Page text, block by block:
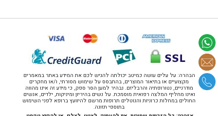
הבהרה: על עלים עושה כמיטב יכולתה להגיש לכם את המידע באתר במאמרים
מקצועיים או בתיאור המוצרים, בהתבסס על שימוש מסורתי, ו/או מחקרים
מודרניים, נטורופתיה והרבליזם. נבהיר למען הסר ספק, כי מידע זה אינו מהווה
ואינו מחליף המלצה רפואית מוסמכת. על נשים בהיריון ומיניקות, ילדים, אנשים
החולים במחלות כרוניות והנוטלים תרופות מרשם להיוועץ ברופא לפני השימוש
בתוספי תזונה.